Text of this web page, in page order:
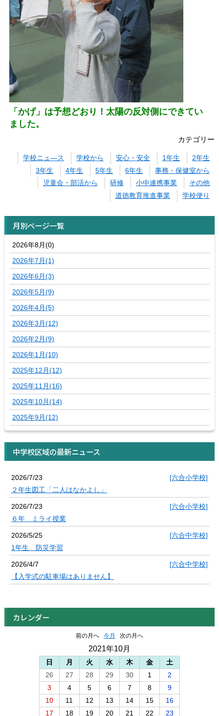
「かげ」は予想どおり！太陽の反対側にできてい
ました。
カテゴリー
学校ニュ―ス 学校から 安心・安全 1年生
2年生
3年生
4年生 5年生 6年生
事務・保健室から
児童会・部活から
研修 小中連携事業
その他
道徳教育推進事業
学校便り
月別ページ一覧
2026年8月(0)
2026年7月(1)
2026年6月(3)
2026年5月(9)
2026年4月(5)
2026年3月(12)
2026年2月(9)
2026年1月(10)
2025年12月(12)
2025年11月(16)
2025年10月(14)
2025年9月(12)
中学校区域の最新ニュース
2026/7/23
[六合小学校]
２年生図工「二人はなかよし」
2026/7/23
[六合小学校]
６年 ミライ授業
2026/5/25
[六合中学校]
1年生 防災学習
2026/4/7
[六合中学校]
【入学式の駐車場はありません】
カレンダー
前の月へ 今月 次の月へ
2021年10月
日 月 火 水 木 金
土
26
27 28 29 30 1
2
3
4 5 6 7 8
9
10
11 12 13 14 15
16
17
18 19 20 21 22 23